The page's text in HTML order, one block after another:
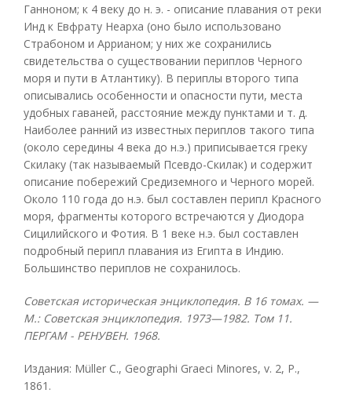
Ганноном; к 4 веку до н. э. - описание плавания от реки
Инд к Евфрату Неарха (оно было использовано
Страбоном и Аррианом; у них же сохранились
свидетельства о существовании периплов Черного
моря и пути в Атлантику). В периплы второго типа
описывались особенности и опасности пути, места
удобных гаваней, расстояние между пунктами и т. д.
Наиболее ранний из известных периплов такого типа
(около середины 4 века до н.э.) приписывается греку
Скилаку (так называемый Псевдо-Скилак) и содержит
описание побережий Средиземного и Черного морей.
Около 110 года до н.э. был составлен перипл Красного
моря, фрагменты которого встречаются у Диодора
Сицилийского и Фотия. В 1 веке н.э. был составлен
подробный перипл плавания из Египта в Индию.
Большинство периплов не сохранилось.
Советская историческая энциклопедия. В 16 томах. —
М.: Советская энциклопедия. 1973—1982. Том 11.
ПЕРГАМ - РЕНУВЕН. 1968.
Издания: Müller С., Geographi Graeci Minores, v. 2, P.,
1861.